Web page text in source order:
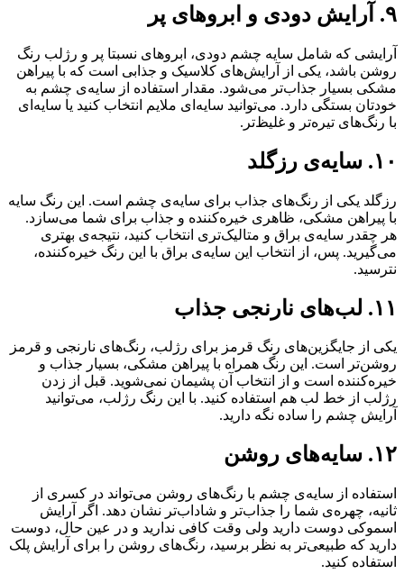
۹. آرایش دودی و ابروهای پر
آرایشی که شامل سایه چشم دودی، ابروهای نسبتا پر و رژلب رنگ
روشن باشد، یکی از آرایش‌های کلاسیک و جذابی است که با پیراهن
مشکی بسیار جذاب‌تر می‌شود. مقدار استفاده از سایه‌ی چشم به
خودتان بستگی دارد. می‌توانید سایه‌ای ملایم انتخاب کنید یا سایه‌ای
با رنگ‌های تیره‌تر و غلیظ‌تر.
۱۰. سایه‌ی رزگلد
رزگلد یکی از رنگ‌های جذاب برای سایه‌ی چشم است. این رنگ سایه
با پیراهن مشکی، ظاهری خیره‌کننده و جذاب برای شما می‌سازد.
هر چقدر سایه‌ی براق و متالیک‌تری انتخاب کنید، نتیجه‌ی بهتری
می‌گیرید. پس، از انتخاب این سایه‌ی براق با این رنگ خیره‌کننده،
نترسید.
۱۱. لب‌های نارنجی جذاب
یکی از جایگزین‌های رنگ قرمز برای رژلب، رنگ‌های نارنجی و قرمز
روشن‌تر است. این رنگ همراه با پیراهن مشکی، بسیار جذاب و
خیره‌کننده است و از انتخاب آن پشیمان نمی‌شوید. قبل از زدن
رژلب از خط لب هم استفاده کنید. با این رنگ رژلب، می‌توانید
آرایش چشم را ساده نگه دارید.
۱۲. سایه‌های روشن
استفاده‌ از سایه‌ی چشم با رنگ‌های روشن می‌تواند در کسری از
ثانیه، چهره‌ی شما را جذاب‌تر و شاداب‌تر نشان دهد. اگر آرایش
اسموکی دوست دارید ولی وقت کافی ندارید و در عین حال، دوست
دارید که طبیعی‌تر به نظر برسید، رنگ‌های روشن را برای آرایش پلک
استفاده کنید.